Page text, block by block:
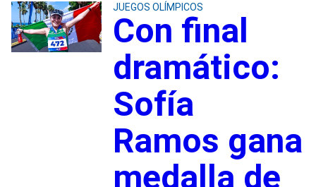
JUEGOS OLÍMPICOS
Con final
dramático:
Sofía
Ramos gana
medalla de